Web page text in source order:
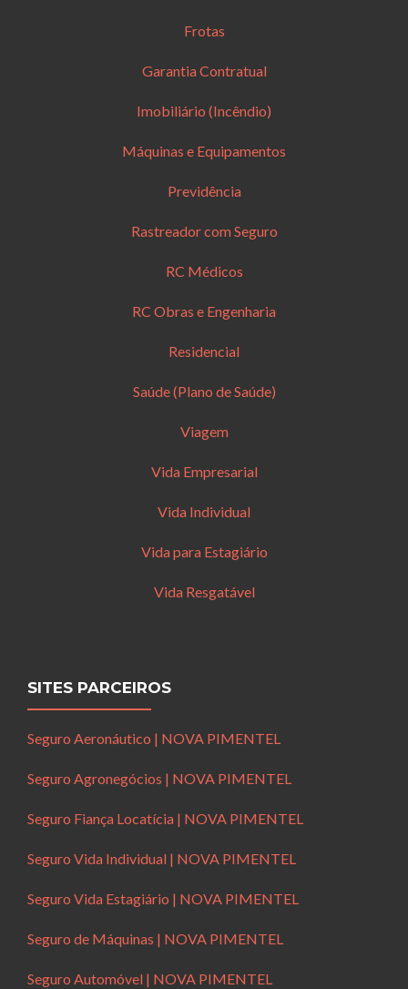
Frotas
Garantia Contratual
Imobiliário (Incêndio)
Máquinas e Equipamentos
Previdência
Rastreador com Seguro
RC Médicos
RC Obras e Engenharia
Residencial
Saúde (Plano de Saúde)
Viagem
Vida Empresarial
Vida Individual
Vida para Estagiário
Vida Resgatável
SITES PARCEIROS
Seguro Aeronáutico | NOVA PIMENTEL
Seguro Agronegócios | NOVA PIMENTEL
Seguro Fiança Locatícia | NOVA PIMENTEL
Seguro Vida Individual | NOVA PIMENTEL
Seguro Vida Estagiário | NOVA PIMENTEL
Seguro de Máquinas | NOVA PIMENTEL
Seguro Automóvel | NOVA PIMENTEL